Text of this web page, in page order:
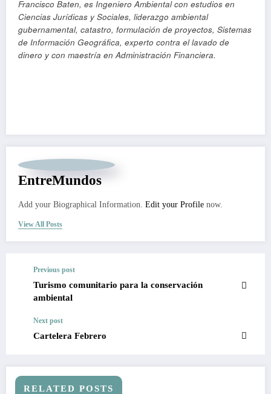
Francisco Baten, es Ingeniero Ambiental con estudios en
Ciencias Jurídicas y Sociales, liderazgo ambiental
gubernamental, catastro, formulación de proyectos, Sistemas
de Información Geográfica, experto contra el lavado de
dinero y con maestría en Administración Financiera.
EntreMundos
Add your Biographical Information. Edit your Profile now.
View All Posts
Previous post
Turismo comunitario para la conservación
ambiental
Next post
Cartelera Febrero
RELATED POSTS